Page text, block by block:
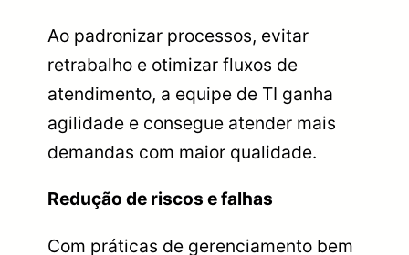
Ao padronizar processos, evitar
retrabalho e otimizar fluxos de
atendimento, a equipe de TI ganha
agilidade e consegue atender mais
demandas com maior qualidade.
Redução de riscos e falhas
Com práticas de gerenciamento bem